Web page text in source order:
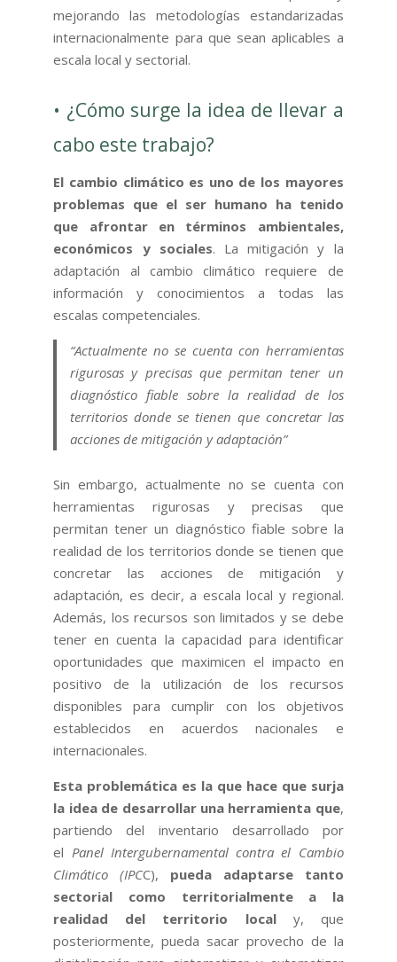
mejorando las metodologías estandarizadas
internacionalmente para que sean aplicables a
escala local y sectorial.
• ¿Cómo surge la idea de llevar a
cabo este trabajo?
El cambio climático es uno de los mayores
problemas que el ser humano ha tenido
que afrontar en términos ambientales,
económicos y sociales. La mitigación y la
adaptación al cambio climático requiere de
información y conocimientos a todas las
escalas competenciales.
“Actualmente no se cuenta con herramientas
rigurosas y precisas que permitan tener un
diagnóstico fiable sobre la realidad de los
territorios donde se tienen que concretar las
acciones de mitigación y adaptación”
Sin embargo, actualmente no se cuenta con
herramientas rigurosas y precisas que
permitan tener un diagnóstico fiable sobre la
realidad de los territorios donde se tienen que
concretar las acciones de mitigación y
adaptación, es decir, a escala local y regional.
Además, los recursos son limitados y se debe
tener en cuenta la capacidad para identificar
oportunidades que maximicen el impacto en
positivo de la utilización de los recursos
disponibles para cumplir con los objetivos
establecidos en acuerdos nacionales e
internacionales.
Esta problemática es la que hace que surja
la idea de desarrollar una herramienta que,
partiendo del inventario desarrollado por
el Panel Intergubernamental contra el Cambio
Climático (IPCC), pueda adaptarse tanto
sectorial como territorialmente a la
realidad del territorio localy, que
posteriormente, pueda sacar provecho de la